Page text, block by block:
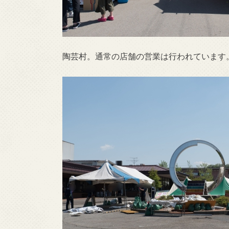
陶芸村。通常の店舗の営業は行われています